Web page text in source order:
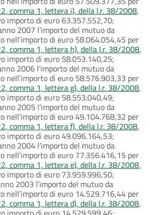
comma 1, lettera i), della l.r. 38/2008,
importo di euro 63.357.552,70;
2007 l’importo del mutuo da
nell’importo di euro 58.064.054,45 per
comma 1, lettera h), della l.r. 38/2008,
importo di euro 58.053.140,25;
2006 l’importo del mutuo da
nell’importo di euro 58.576.903,33 per
comma 1, lettera g), della l.r. 38/2008,
importo di euro 58.553.040,49;
2005 l’importo del mutuo da
nell’importo di euro 49.104.768,32 per
comma 1, lettera f), della l.r. 38/2008,
importo di euro 49.096.164,53;
2004 l’importo del mutuo da
nell’importo di euro 77.356.416,15 per
comma 1, lettera e), della l.r. 38/2008,
importo di euro 73.959.996,50;
2003 l’importo del mutuo da
nell’importo di euro 14.529.716,44 per
comma 1, lettera d), della l.r. 38/2008,